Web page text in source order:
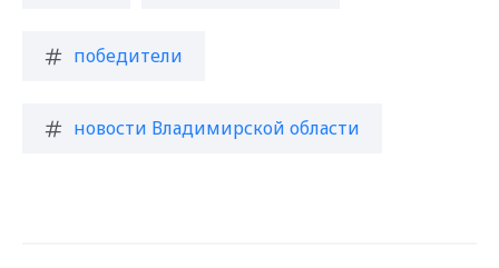
победители
новости Владимирской области